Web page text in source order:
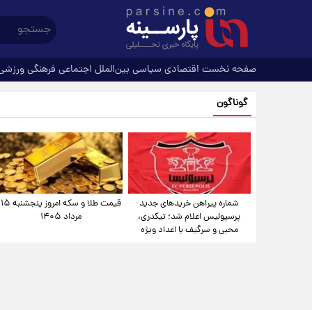
صفحه نخست اقتصادی سیاسی بین‌الملل اجتماعی فرهنگی
گوناگون
شماره پیراهن خریدهای جدید
پرسپولیس اعلام شد؛ تیکدری،
محبی و سرگیف با اعداد ویژه
قیمت طلا و سکه امروز پنجشنبه ۱۵
مرداد ۱۴۰۵